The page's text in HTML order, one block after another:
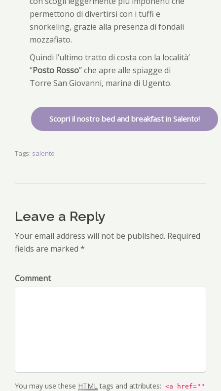
permettono di divertirsi con i tuffi e
snorkeling, grazie alla presenza di fondali
mozzafiato.
Quindi l’ultimo tratto di costa con la località’
“Posto Rosso” che apre alle spiagge di
Torre San Giovanni, marina di Ugento.
Scopri il nostro bed and breakfast in Salento!
Tags: salento
Leave a Reply
Your email address will not be published. Required
fields are marked *
Comment
You may use these HTML tags and attributes: <a href=""